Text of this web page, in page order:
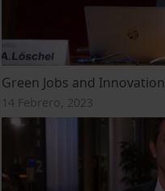
Green Jobs and Innovation
14 Febrero, 2023